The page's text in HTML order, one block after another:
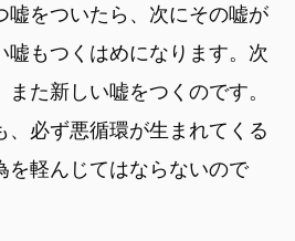
嘘をついたら、次にその嘘が
嘘もつくはめになります。次
た新しい嘘をつくのです。
、必ず悪循環が生まれてくる
を軽んじてはならないので